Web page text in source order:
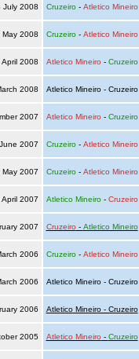
July 2008 Cruzeiro- Atletico Mineiro
May 2008 Cruzeiro- Atletico Mineiro
April 2008 Atletico Mineiro - Cruzeiro
2008 Atletico Mineiro - Cruzeiro
2007 Atletico Mineiro - Cruzeiro
2007 Cruzeiro- Atletico Mineiro
May 2007 Cruzeiro- Atletico Mineiro
April 2007 Atletico Mineiro- Cruzeiro
2007 Cruzeiro - Atletico Mineiro
2006 Cruzeiro- Atletico Mineiro
2006 Atletico Mineiro - Cruzeiro
2006 Atletico Mineiro - Cruzeiro
2005 Atletico Mineiro - Cruzeiro